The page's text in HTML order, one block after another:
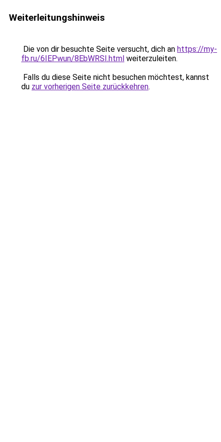
Weiterleitungshinweis
Die von dir besuchte Seite versucht, dich an https://my-
fb.ru/6IEPwun/8EbWRSI.html weiterzuleiten.
Falls du diese Seite nicht besuchen möchtest, kannst
du zur vorherigen Seite zurückkehren.